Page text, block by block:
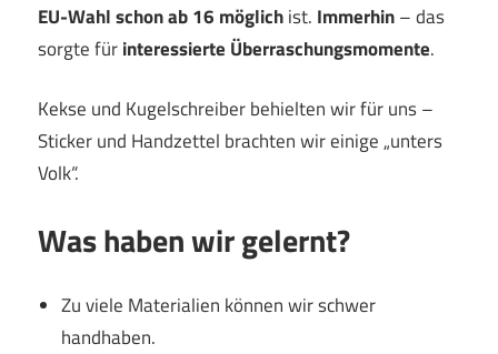
EU-Wahl schon ab 16 möglichist. Immerhin– das
sorgte fürinteressierte Überraschungsmomente.
Kekse und Kugelschreiber behielten wir für uns –
Sticker und Handzettel brachten wir einige „unters
Volk“.
Was haben wir gelernt?
Zu viele Materialien können wir schwer
handhaben.